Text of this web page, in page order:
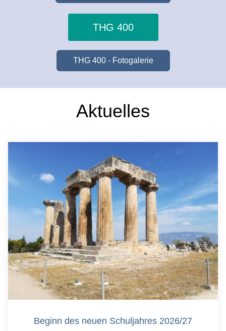
THG 400
THG 400 - Fotogalerie
Aktuelles
Beginn des neuen Schuljahres 2026/27